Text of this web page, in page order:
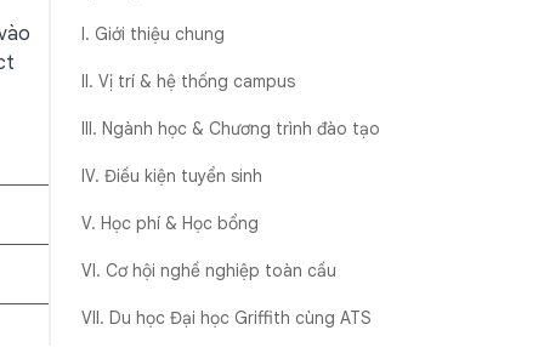
I. Giới thiệu chung
II. Vị trí & hệ thống campus
III. Ngành học & Chương trình đào tạo
IV. Điều kiện tuyển sinh
V. Học phí & Học bổng
VI. Cơ hội nghề nghiệp toàn cầu
VII. Du học Đại học Griffith cùng ATS